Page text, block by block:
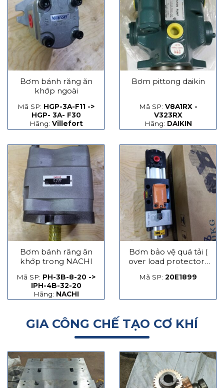
Bơm bánh răng ăn
khớp ngoài
Mã SP: HGP-3A-F11 ->
HGP- 3A- F30
Hãng: Villefort
Bơm pittong daikin
Mã SP: V8A1RX -
V323RX
Hãng: DAIKIN
Bơm bánh răng ăn
khớp trong NACHI
Mã SP: PH-3B-8-20 ->
IPH-4B-32-20
Hãng: NACHI
Bơm bảo vệ quá tải (
over load protector)
máy dập
Mã SP: 20E1899
GIA CÔNG CHẾ TẠO CƠ KHÍ